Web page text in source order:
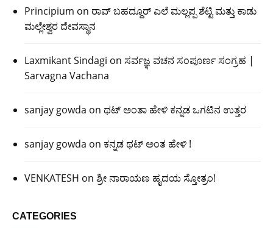
Principium on ರಾವ್ ಬಹದ್ದೂರ್ ಎಲೆ ಮಲ್ಲಪ್ಪ ಶೆಟ್ಟಿ ಮತ್ತು ಕಾಡು
ಮಲ್ಲೇಶ್ವರ ದೇವಸ್ಥಾನ
Laxmikant Sindagi on ಸರ್ವಜ್ಞ ವಚನ ಸಂಪೂರ್ಣ ಸಂಗ್ರಹ |
Sarvagna Vachana
sanjay gowda on ಥಟ್ ಅಂತಾ ಹೇಳಿ ಕನ್ನಡ ಒಗಟಿನ ಉತ್ತರ
sanjay gowda on ಕನ್ನಡ ಥಟ್ ಅಂತ ಹೇಳಿ !
VENKATESH on ಶ್ರೀ ನಾರಾಯಣ ಹೃದಯ ಸ್ತೋತ್ರಂ!
CATEGORIES